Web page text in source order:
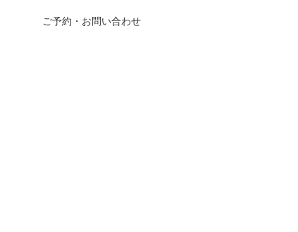
ご予約・お問い合わせ